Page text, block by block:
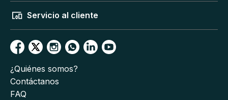
Servicio al cliente
¿Quiénes somos?
Contáctanos
FAQ